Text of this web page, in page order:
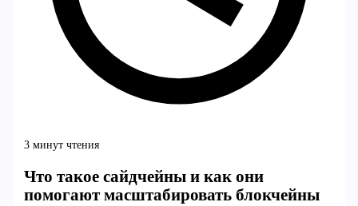
3 минут чтения
Что такое сайдчейны и как они
помогают масштабировать блокчейны